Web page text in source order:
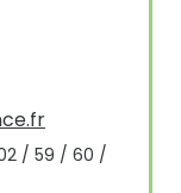
/ 59 / 60 /